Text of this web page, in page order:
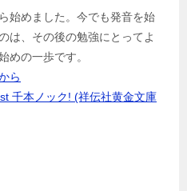
始めました。今でも発音を始
は、その後の勉強にとってよ
めの一歩です。
ら
千本ノック! (祥伝社黄金文庫